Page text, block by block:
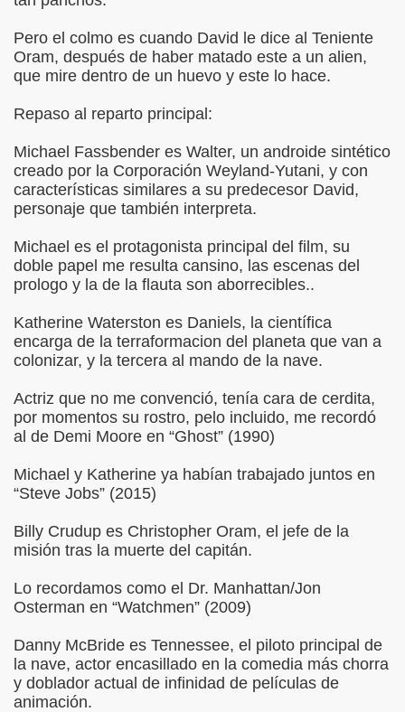
Pero el colmo es cuando David le dice al Teniente
Oram, después de haber matado este a un alien,
que mire dentro de un huevo y este lo hace.
Repaso al reparto principal:
Michael Fassbender es Walter, un androide sintético
creado por la Corporación Weyland-Yutani, y con
características similares a su predecesor David,
personaje que también interpreta.
Michael es el protagonista principal del film, su
doble papel me resulta cansino, las escenas del
prologo y la de la flauta son aborrecibles..
Katherine Waterston es Daniels, la científica
encarga de la terraformacion del planeta que van a
colonizar, y la tercera al mando de la nave.
Actriz que no me convenció, tenía cara de cerdita,
por momentos su rostro, pelo incluido, me recordó
al de Demi Moore en “Ghost” (1990)
Michael y Katherine ya habían trabajado juntos en
“Steve Jobs” (2015)
Billy Crudup es Christopher Oram, el jefe de la
misión tras la muerte del capitán.
Lo recordamos como el Dr. Manhattan/Jon
Osterman en “Watchmen” (2009)
Danny McBride es Tennessee, el piloto principal de
la nave, actor encasillado en la comedia más chorra
y doblador actual de infinidad de películas de
animación.